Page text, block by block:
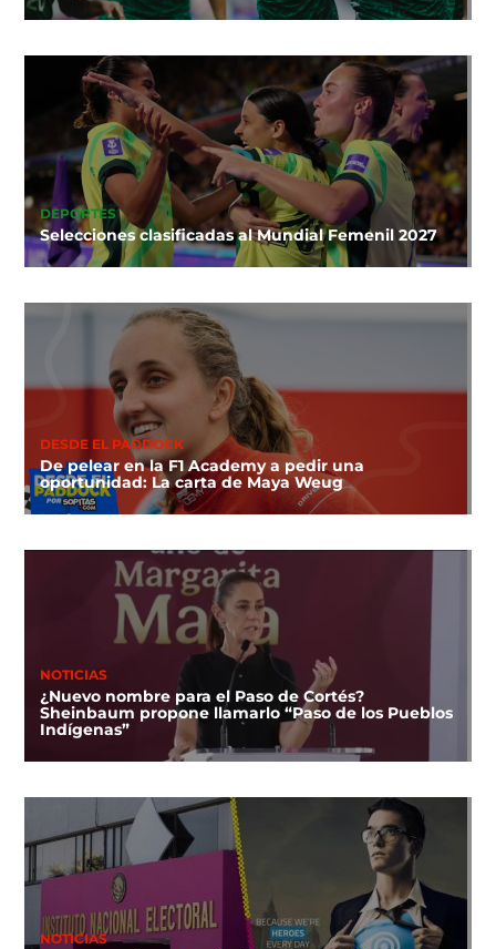
DEPORTES
Selecciones clasificadas al Mundial Femenil 2027
DESDE EL PADDOCK
De pelear en la F1 Academy a pedir una
oportunidad: La carta de Maya Weug
NOTICIAS
¿Nuevo nombre para el Paso de Cortés?
Sheinbaum propone llamarlo “Paso de los Pueblos
Indígenas”
NOTICIAS